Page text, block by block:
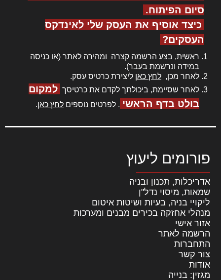
סיום הפיתוח.
כיצד אוסיף את העסק שלי לאינדקס
העסקים?
ראשית, בצע הרשמה קצרה ומהירה לאתר (או כניסה
במידה ונרשמת בעבר).
לאחר מכן, לחץ כאן ליצירת כרטיס עסק.
לאחר שסיימת, ביכולתך לקדם את כרטיסך למקום
בולט בדף הראשי . לפרטים נוספים לחץ כאן.
פורומים ליעוץ
אדריכלות, תכנון ובניה
שמאות, מיסוי נדל"ן
ליקויי בניה, בעיות ושיטות איטום
מנהלי אחזקה בכירים מבנים ומערכות
אזור אישי
הרשמה לאתר
התחברות
צור קשר
אודות
מגזין: בנייה